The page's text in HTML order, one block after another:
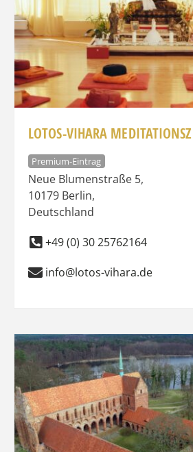
LOTOS-VIHARA
Premium-Eintrag
Neue Blumenstraße 5,
10179 Berlin,
Deutschland
+49 (0) 30 25762164
info@lotos-vihara.de